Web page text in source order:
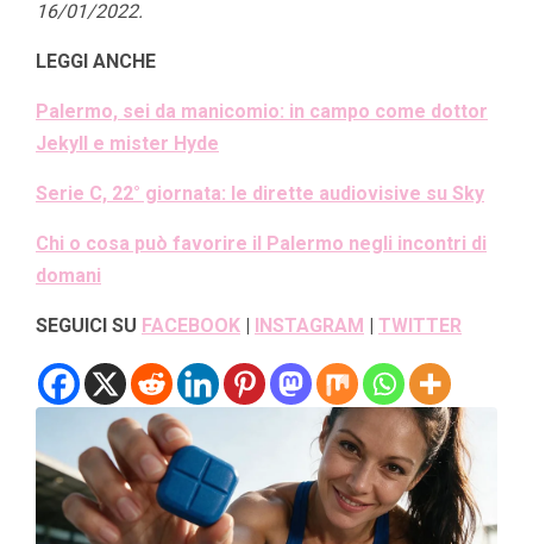
16/01/2022.
LEGGI ANCHE
Palermo, sei da manicomio: in campo come dottor
Jekyll e mister Hyde
Serie C, 22° giornata: le dirette audiovisive su Sky
Chi o cosa può favorire il Palermo negli incontri di
domani
SEGUICI SU FACEBOOK | INSTAGRAM | TWITTER